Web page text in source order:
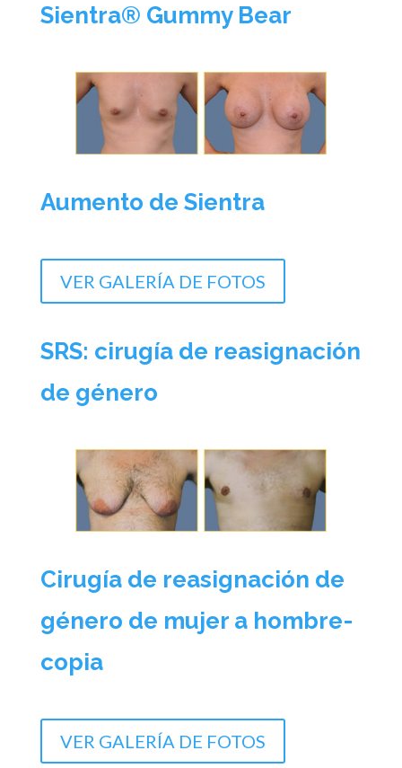
Sientra® Gummy Bear
Aumento de Sientra
VER GALERÍA DE FOTOS
SRS: cirugía de reasignación
de género
Cirugía de reasignación de
género de mujer a hombre-
copia
VER GALERÍA DE FOTOS